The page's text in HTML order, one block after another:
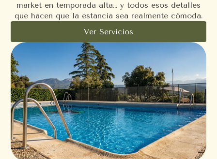
market en temporada alta… y todos esos detalles
que hacen que la estancia sea realmente cómoda.
Ver Servicios